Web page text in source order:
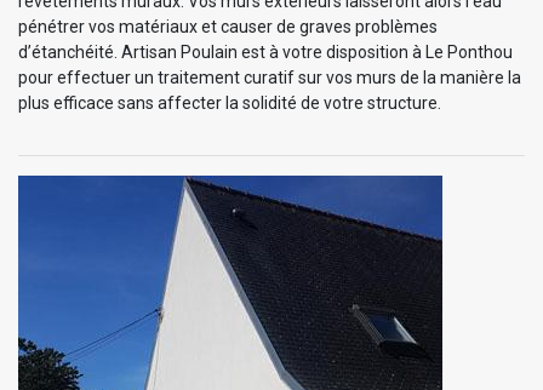
pénétrer vos matériaux et causer de graves problèmes
d’étanchéité. Artisan Poulain est à votre disposition à Le Ponthou
pour effectuer un traitement curatif sur vos murs de la manière la
plus efficace sans affecter la solidité de votre structure.